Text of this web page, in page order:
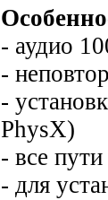
- аудио
-
-
PhysX)
- все
- для